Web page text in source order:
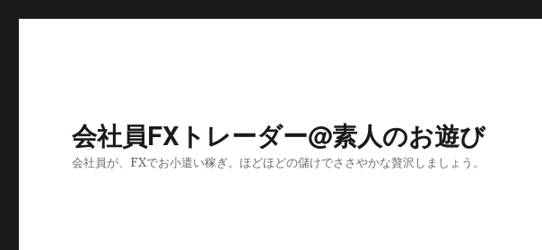
会社員FXトレーダー@素人のお遊び
会社員が、FXでお小遣い稼ぎ。ほどほどの儲けでささやかな贅沢しましょう。